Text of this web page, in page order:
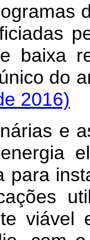
baixa
do
2016)
e
para
viável